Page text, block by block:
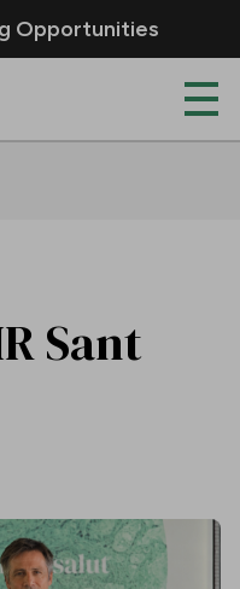
Opportunities
Sant